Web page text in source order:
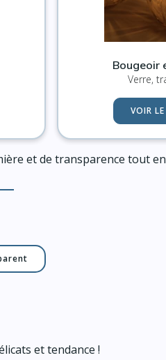
Bougeoir
Verre,
VOIR
et de transparence tout en
et tendance !